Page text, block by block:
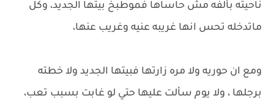
ناحيته بألفه مش حاساها فموطبخ بيتها الجديد، وكل
ماتدخله تحس انها غريبه عنيه وغريب عنها،
ومع ان حوريه ولا مره زارتها فبيتها الجديد ولا خطته
برجلها ، ولا يوم سألت عليها حتي لو غابت بسبب تعب،